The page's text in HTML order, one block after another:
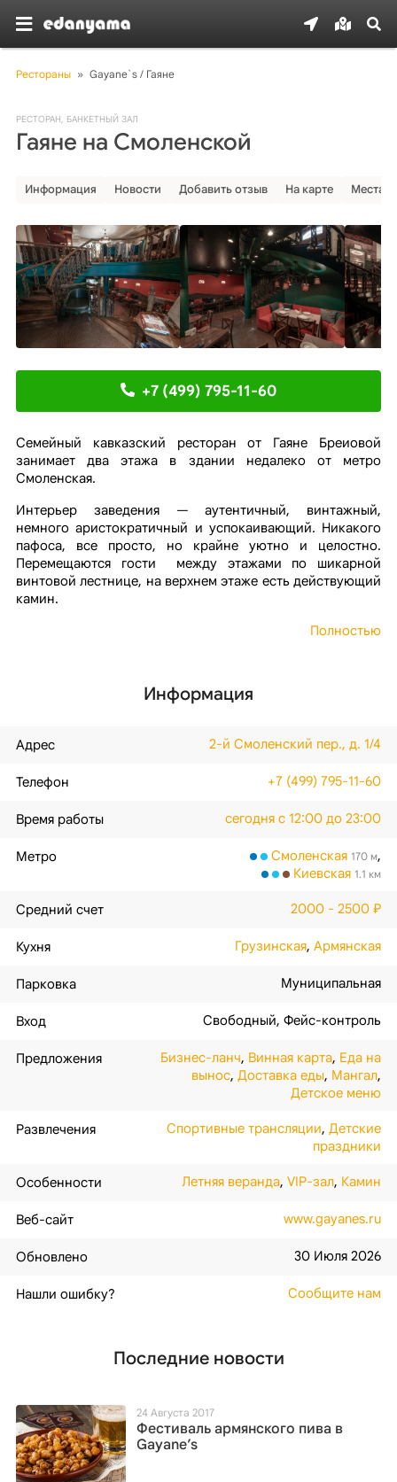
Рестораны » Gayane`s / Гаяне
РЕСТОРАН, БАНКЕТНЫЙ ЗАЛ
Гаяне на Смоленской
Информация Новости Добавить отзыв На карте Места
+7 (499) 795-11-60
Семейный кавказский ресторан от Гаяне Бреиовой
занимает два этажа в здании недалеко от метро
Смоленская.
Интерьер заведения — аутентичный, винтажный,
немного аристократичный и успокаивающий. Никакого
пафоса, все просто, но крайне уютно и целостно.
Перемещаются гости между этажами по шикарной
винтовой лестнице, на верхнем этаже есть действующий
камин.
Полностью
Информация
Адрес 2-й Смоленский пер., д. 1/4
Телефон +7 (499) 795-11-60
Время работы сегодня с 12:00 до 23:00
Метро Смоленская 170 м,
Киевская 1.1 км
Средний счет 2000 - 2500 ₽
Кухня Грузинская,Армянская
Парковка Муниципальная
Вход Свободный,Фейс-контроль
Предложения Бизнес-ланч, Винная карта, Еда на
вынос,Доставка еды, Мангал,
Детское меню
Развлечения Спортивные трансляции,Детские
праздники
Особенности Летняя веранда,VIP-зал, Камин
Веб-сайт www.gayanes.ru
Обновлено 30 Июля 2026
Нашли ошибку? Сообщите нам
Последние новости
24 Августа 2017
Фестиваль армянского пива в
Gayane’s